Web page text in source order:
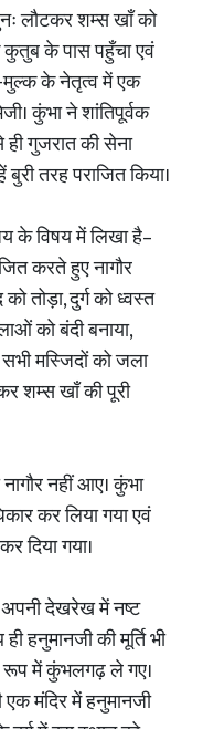
लौटकर शम्स खाँ को
कुतुब के पास पहुँचा एवं
मुल्क के नेतृत्व में एक
कुंभा ने शांतिपूर्वक
गुजरात की सेना
तरह पराजित किया।
के विषय में लिखा है–
करते हुए नागौर
को तोड़ा, दुर्ग को ध्वस्त
को बंदी बनाया,
सभी मस्जिदों को जला
शम्स खाँ की पूरी
नहीं आए। कुंभा
कर लिया गया एवं
दिया गया।
अपनी देखरेख में नष्ट
हनुमानजी की मूर्ति भी
में कुंभलगढ़ ले गए।
एक मंदिर में हनुमानजी